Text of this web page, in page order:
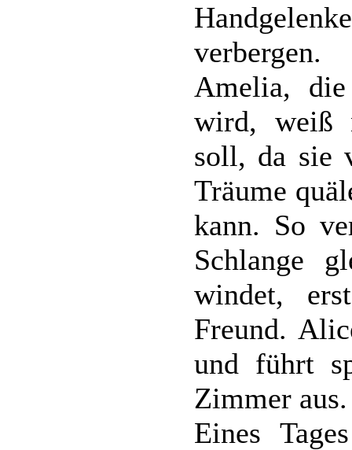
verbergen.
Amelia,
wird, weiß
soll, da sie
Träume
kann. So
Schlange
windet,
Freund.
und führt
Zimmer aus.
Eines